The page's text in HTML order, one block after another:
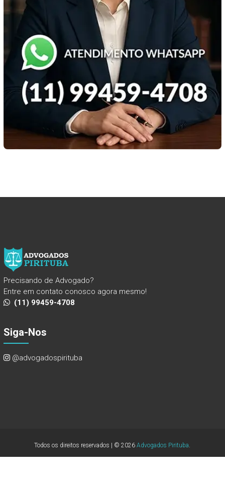
Precisando de Advogado?
Entre em contato conosco agora mesmo!
(11) 99459-4708
Siga-Nos
@advogadospirituba
Todos os direitos reservados | © 2026Advogados Pirituba.